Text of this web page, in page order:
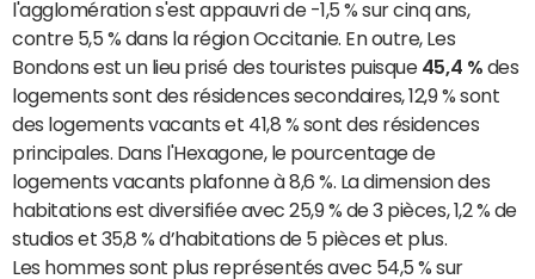
l'agglomération s'est appauvri de -1,5 % sur cinq ans,
contre 5,5 % dans la région Occitanie. En outre, Les
Bondons est un lieu prisé des touristes puisque 45,4 % des
logements sont des résidences secondaires, 12,9 % sont
des logements vacants et 41,8 % sont des résidences
principales. Dans l'Hexagone, le pourcentage de
logements vacants plafonne à 8,6 %. La dimension des
habitations est diversifiée avec 25,9 % de 3 pièces, 1,2 % de
studios et 35,8 % d’habitations de 5 pièces et plus.
Les hommes sont plus représentés avec 54,5 % sur